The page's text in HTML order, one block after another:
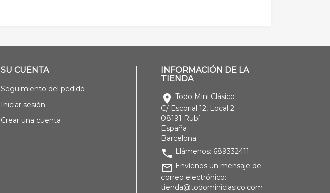
SU CUENTA
Seguimiento del pedido
Iniciar sesión
Crear una cuenta
INFORMACIÓN DE LA
TIENDA
location_on Todo Mini Clásico
C/ Escorial 12, Local 2
08191 Rubí
España
Barcelona
phone Llámenos: 689332411
mail_outline Envíenos un mensaje de
correo electrónico:
tienda@todominiclasico.com